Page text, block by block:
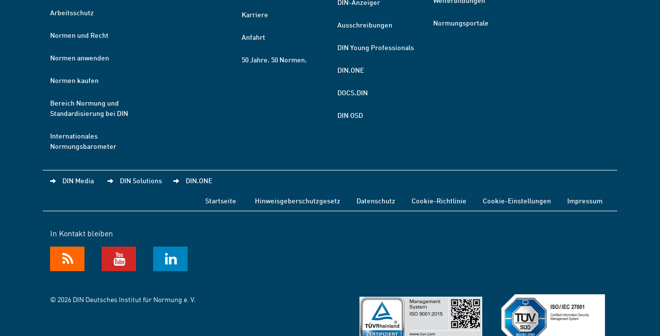
Arbeitsschutz
Normen und Recht
Normen anwenden
Normen kaufen
Bereich Normung und
Standardisierung bei DIN
Internationales
Normungsbarometer
Karriere
Anfahrt
50 Jahre. 50 Normen.
DIN-Anzeiger
Ausschreibungen
DIN Young Professionals
DIN.ONE
DOCS.DIN
DIN OSD
Normungsportale
DIN Media DIN Solutions DIN.ONE
Startseite Hinweisgeberschutzgesetz Datenschutz Cookie-Richtlinie Cookie-Einstellungen Impressum
In Kontakt bleiben
© 2026 DIN Deutsches Institut für Normung e. V.